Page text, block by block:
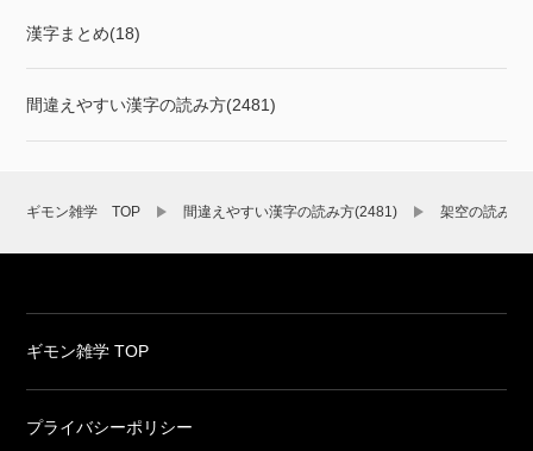
漢字まとめ(18)
間違えやすい漢字の読み方(2481)
ギモン雑学 TOP 間違えやすい漢字の読み方(2481) 架空の読み方
ギモン雑学 TOP
プライバシーポリシー